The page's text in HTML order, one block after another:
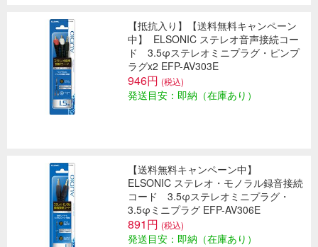
【抵抗入り】【送料無料キャンペーン
中】
ELSONIC ステレオ音声接続コー
ド 3.5φステレオミニプラグ・ピンプ
ラグx2 EFP-AV303E
946円 (税込)
発送目安：即納（在庫あり）
【送料無料キャンペーン中】
ELSONIC ステレオ・モノラル録音接続
コード 3.5φステレオミニプラグ・
3.5φミニプラグ EFP-AV306E
891円 (税込)
発送目安：即納（在庫あり）